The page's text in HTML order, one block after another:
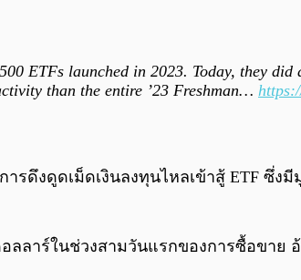
ETFs launched in 2023. Today, they
than the entire ’23 Freshman…
ารดึงดูดเม็ดเงินลงทุนไหลเข้าสู้ ETF ซึ่
ลาร์ในช่วงสามวันแรกของการซื้อขาย